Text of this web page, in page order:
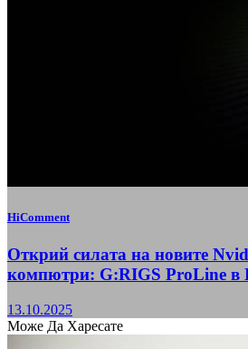
HiComment
Открий силата на новите
компютри: G:RIGS ProLine в
13.10.2025
Може Да Харесате